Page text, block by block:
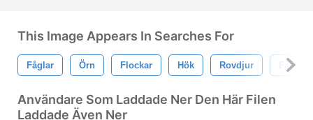
This Image Appears In Searches For
Fåglar Örn Flockar Hök Rovdjur Falk
Användare Som Laddade Ner Den Här Filen
Laddade Även Ner